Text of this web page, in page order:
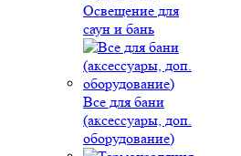
Освещение для
саун и бань
Все для бани
(аксессуары, доп.
оборудование)